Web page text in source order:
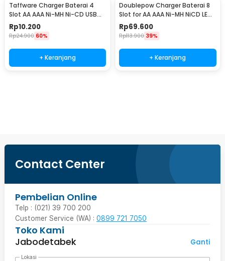
Taffware Charger Baterai 4
Slot AA AAA Ni-MH Ni-CD USB
Plug - B-04
Rp10.200
Rp24.900 60%
+ Keranjang
Doublepow Charger Baterai 8
Slot for AA AAA Ni-MH NiCD LED
Light - DP-K18
Rp69.600
Rp113.900 39%
+ Keranjang
Contact Center
Pembelian Online
Telp : (021) 39 700 200
Customer Service (WA) : 0899 721 7050
Toko Kami
Jabodetabek
Ganti
Lokasi